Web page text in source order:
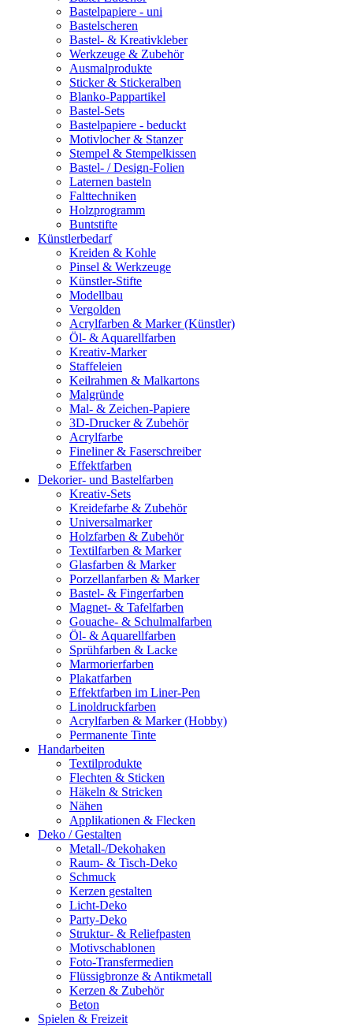
Bastelpapiere - uni
Bastelscheren
Bastel- & Kreativkleber
Werkzeuge & Zubehör
Ausmalprodukte
Sticker & Stickeralben
Blanko-Pappartikel
Bastel-Sets
Bastelpapiere - beduckt
Motivlocher & Stanzer
Stempel & Stempelkissen
Bastel- / Design-Folien
Laternen basteln
Falttechniken
Holzprogramm
Buntstifte
Künstlerbedarf
Kreiden & Kohle
Pinsel & Werkzeuge
Künstler-Stifte
Modellbau
Vergolden
Acrylfarben & Marker (Künstler)
Öl- & Aquarellfarben
Kreativ-Marker
Staffeleien
Keilrahmen & Malkartons
Malgründe
Mal- & Zeichen-Papiere
3D-Drucker & Zubehör
Acrylfarbe
Fineliner & Faserschreiber
Effektfarben
Dekorier- und Bastelfarben
Kreativ-Sets
Kreidefarbe & Zubehör
Universalmarker
Holzfarben & Zubehör
Textilfarben & Marker
Glasfarben & Marker
Porzellanfarben & Marker
Bastel- & Fingerfarben
Magnet- & Tafelfarben
Gouache- & Schulmalfarben
Öl- & Aquarellfarben
Sprühfarben & Lacke
Marmorierfarben
Plakatfarben
Effektfarben im Liner-Pen
Linoldruckfarben
Acrylfarben & Marker (Hobby)
Permanente Tinte
Handarbeiten
Textilprodukte
Flechten & Sticken
Häkeln & Stricken
Nähen
Applikationen & Flecken
Deko / Gestalten
Metall-/Dekohaken
Raum- & Tisch-Deko
Schmuck
Kerzen gestalten
Licht-Deko
Party-Deko
Struktur- & Reliefpasten
Motivschablonen
Foto-Transfermedien
Flüssigbronze & Antikmetall
Kerzen & Zubehör
Beton
Spielen & Freizeit